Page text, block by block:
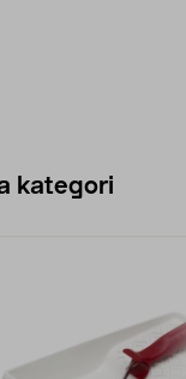
kategori